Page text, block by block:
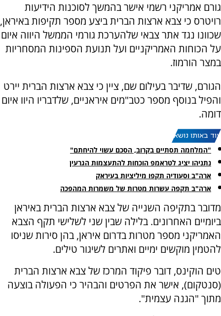
גורם אמריקני רשמי אישר בהמשך לסוכנות הידיעות
רויטרס כי צבא ארצות הברית ביצע מספר תקיפות באיראן,
שכוונו נגד אתר צבאי שלהערכת גורמי הממשל היווה איום
על הכוחות האמריקניים ועל תנועת הספינות המסחריות
במצר הורמוז.
הגורם, שדיבר בעילום שם, ציין כי צבא ארצות הברית יירט
והפיל בנוסף מספר כטב"מים איראניים, שלדבריו היוו איום
דומה.
עוד באותו נושא:
"המלחמה תסתיים בקרוב, הסכם עשוי להיחתם"
נתניהו יציג לטראמפ הוכחות להתעצמות הגרעין
ארה"ב וסעודיה תקפו מיליציות בעיראק
ארה"ב תקפה עשרות מטרות של משמרות המהפכה
מדובר בתקיפה השנייה של צבא ארצות הברית באיראן
ביומיים האחרונים. בלילה שבין שני לשלישי תקף הצבא
האמריקני מספר מטרות בדרום איראן, בהן סירות שניסו
להטמין מוקשים ימיים ואתרים לשיגור טילים.
טים הוקינס, דובר פיקוד המרכז של צבא ארצות הברית
(סנטקום), אישר את הפרטים והבהיר כי הפעולה בוצעה
מתוך "הגנה עצמית".